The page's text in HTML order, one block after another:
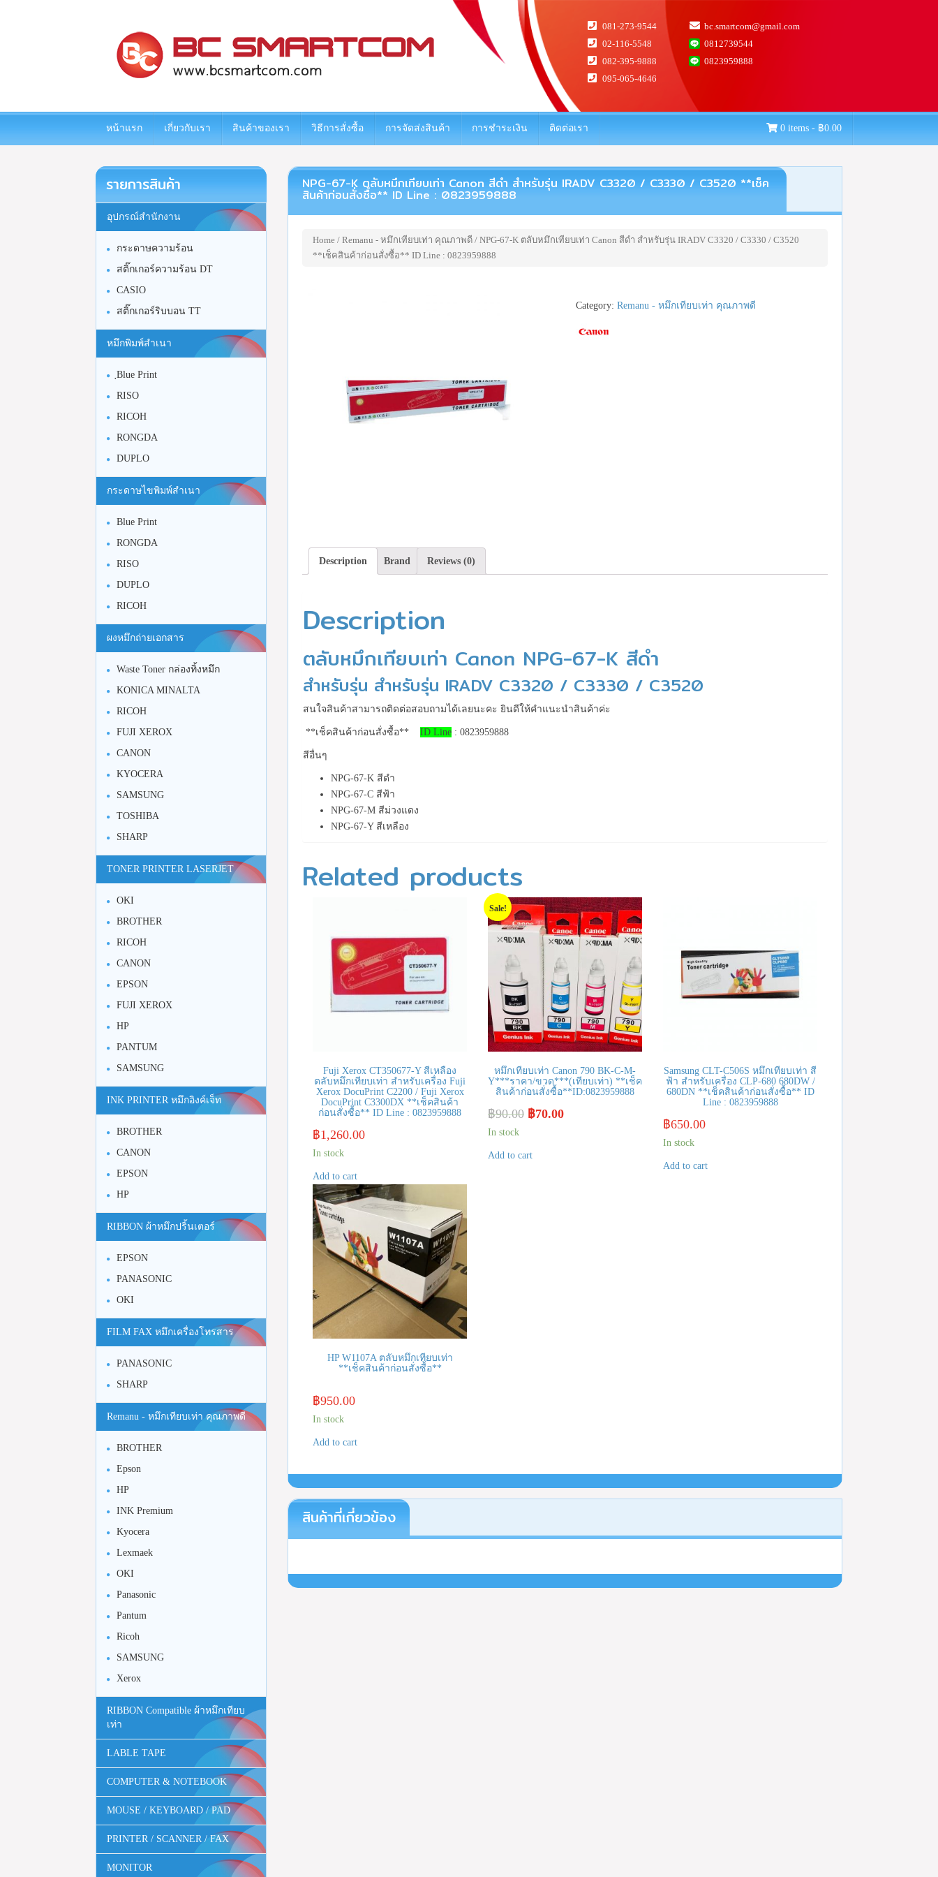
081-273-9544
bc.smartcom@gmail.com
02-116-5548
0812739544
082-395-9888
0823959888
095-065-4646
หน้าแรก เกี่ยวกับเรา สินค้าของเรา วิธีการสั่งซื้อ การจัดส่งสินค้า การชำระเงิน ติดต่อเรา 0 items - ฿0.00
NPG-67-K ตลับหมึกเทียบเท่า Canon สีดำ สำหรับรุ่น IRADV C3320 / C3330 / C3520 **เช็ค
สินค้าก่อนสั่งซื้อ** ID Line : 0823959888
Home / Remanu - หมึกเทียบเท่า คุณภาพดี / NPG-67-K ตลับหมึกเทียบเท่า Canon สีดำ สำหรับรุ่น IRADV C3320 / C3330 / C3520
**เช็คสินค้าก่อนสั่งซื้อ** ID Line : 0823959888
Category: Remanu - หมึกเทียบเท่า คุณภาพดี
Description Brand Reviews (0)
Description
ตลับหมึกเทียบเท่า Canon NPG-67-K สีดำ
สำหรับรุ่น สำหรับรุ่น IRADV C3320 / C3330 / C3520
สนใจสินค้าสามารถติดต่อสอบถามได้เลยนะคะ ยินดีให้คำแนะนำสินค้าค่ะ
**เช็คสินค้าก่อนสั่งซื้อ** ID Line : 0823959888
สีอื่นๆ
NPG-67-K สีดำ
NPG-67-C สีฟ้า
NPG-67-M สีม่วงแดง
NPG-67-Y สีเหลือง
Related products
Fuji Xerox CT350677-Y สีเหลือง
ตลับหมึกเทียบเท่า สำหรับเครื่อง Fuji
Xerox DocuPrint C2200 / Fuji Xerox
DocuPrint C3300DX **เช็คสินค้า
ก่อนสั่งซื้อ** ID Line : 0823959888
฿1,260.00
In stock
Add to cart
Sale!
หมึกเทียบเท่า Canon 790 BK-C-M-
Y***ราคา/ขวด***(เทียบเท่า) **เช็ค
สินค้าก่อนสั่งซื้อ**ID:0823959888
฿90.00 ฿70.00
In stock
Add to cart
Samsung CLT-C506S หมึกเทียบเท่า สี
ฟ้า สำหรับเครื่อง CLP-680 680DW /
680DN **เช็คสินค้าก่อนสั่งซื้อ** ID
Line : 0823959888
฿650.00
In stock
Add to cart
HP W1107A ตลับหมึกเทียบเท่า
**เช็คสินค้าก่อนสั่งซื้อ**
฿950.00
In stock
Add to cart
สินค้าที่เกี่ยวข้อง
รายการสินค้า
อุปกรณ์สำนักงาน
กระดาษความร้อน
สติ๊กเกอร์ความร้อน DT
CASIO
สติ๊กเกอร์ริบบอน TT
หมึกพิมพ์สำเนา
ฺBlue Print
RISO
RICOH
RONGDA
DUPLO
กระดาษไขพิมพ์สำเนา
Blue Print
RONGDA
RISO
DUPLO
RICOH
ผงหมึกถ่ายเอกสาร
Waste Toner กล่องทิ้งหมึก
KONICA MINALTA
RICOH
FUJI XEROX
CANON
KYOCERA
SAMSUNG
TOSHIBA
SHARP
TONER PRINTER LASERJET
OKI
BROTHER
RICOH
CANON
EPSON
FUJI XEROX
HP
PANTUM
SAMSUNG
INK PRINTER หมึกอิงค์เจ็ท
BROTHER
CANON
EPSON
HP
RIBBON ผ้าหมึกปริ้นเตอร์
EPSON
PANASONIC
OKI
FILM FAX หมึกเครื่องโทรสาร
PANASONIC
SHARP
Remanu - หมึกเทียบเท่า คุณภาพดี
BROTHER
Epson
HP
INK Premium
Kyocera
Lexmaek
OKI
Panasonic
Pantum
Ricoh
SAMSUNG
Xerox
RIBBON Compatible ผ้าหมึกเทียบ
เท่า
LABLE TAPE
COMPUTER & NOTEBOOK
MOUSE / KEYBOARD / PAD
PRINTER / SCANNER / FAX
MONITOR